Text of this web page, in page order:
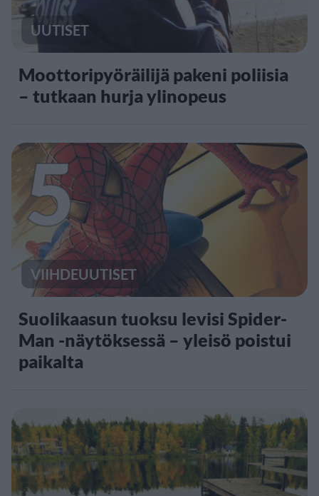
UUTISET
Moottoripyöräilijä pakeni poliisia
– tutkaan hurja ylinopeus
5
VIIHDEUUTISET
Suolikaasun tuoksu levisi Spider-
Man -näytöksessä – yleisö poistui
paikalta